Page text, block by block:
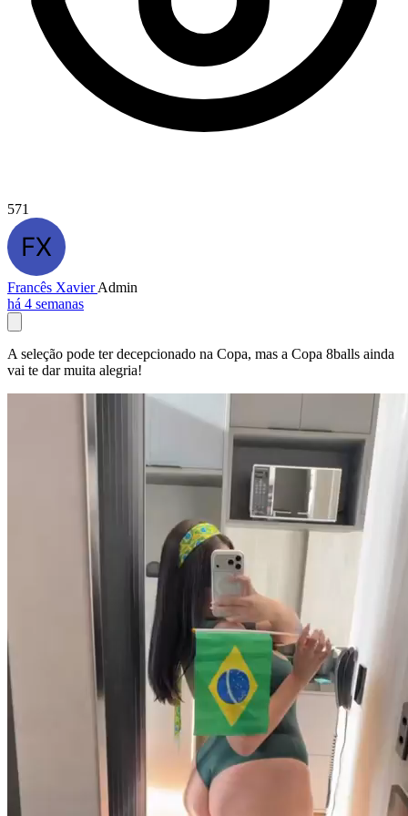
571
Francês XavierAdmin
há 4 semanas
A seleção pode ter decepcionado na Copa, mas a Copa 8balls ainda
vai te dar muita alegria!